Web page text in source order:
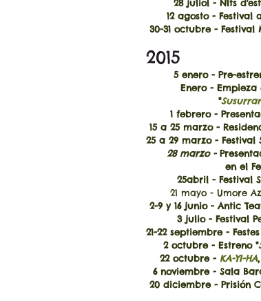
28 juliol - NIts
12 agosto - Festival
30-31 octubre - Festival
2015
5 enero - Pre-
Enero - Empieza el
"
1 febrero -
15 a 25 marzo -
25 a 29 marzo - Festival
28 marzo -
en el Festival
25abril - Festival
21 mayo - Umore
2-9 y 16 junio - Antic
3 julio - Festival
21-22 septiembre -
2 octubre - Estreno "
22 octubre - KA-YI-HA
6 noviembre - Sala
20 diciembre - Prisión